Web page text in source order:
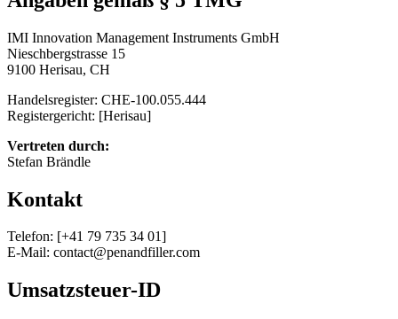
IMI Innovation Management Instruments GmbH
Nieschbergstrasse 15
9100 Herisau, CH
Handelsregister: CHE-100.055.444
Registergericht: [Herisau]
Vertreten durch:
Stefan Brändle
Kontakt
Telefon: [+41 79 735 34 01]
E-Mail: contact@penandfiller.com
Umsatzsteuer-ID